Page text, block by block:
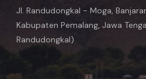
Jl. Randudongkal - Moga,
Kabupaten Pemalang, Jawa
Randudongkal)